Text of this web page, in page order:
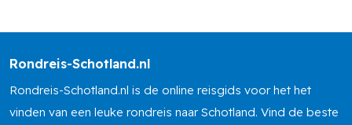
Rondreis-Schotland.nl
Rondreis-Schotland.nl is de online reisgids voor het het
vinden van een leuke rondreis naar Schotland. Vind de beste